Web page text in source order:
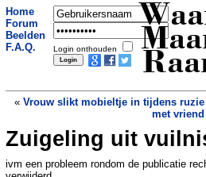
Home
Forum
Beelden
F.A.Q.
Login onthouden
« Vrouw slikt mobieltje in tijdens ruzie
met vriend
Zuigeling uit
ivm een probleem rondom de publicatie